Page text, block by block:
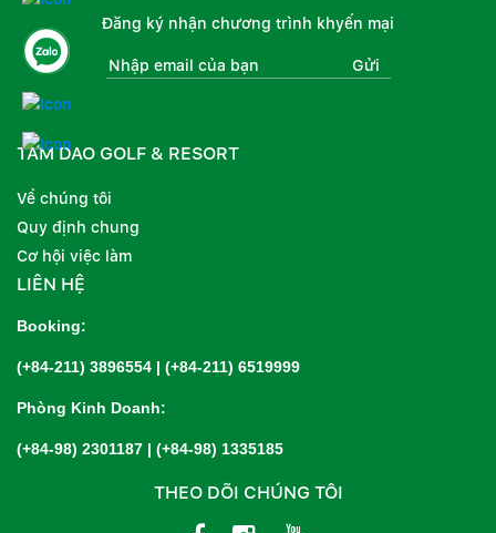
Đăng ký nhận chương trình khyến mại
Gửi
TAM DAO GOLF & RESORT
Về chúng tôi
Quy định chung
Cơ hội việc làm
LIÊN HỆ
Booking:
(+84-211) 3896554 | (+84-211) 6519999
Phòng Kinh Doanh:
(+84-98) 2301187 | (+84-98) 1335185
THEO DÕI CHÚNG TÔI